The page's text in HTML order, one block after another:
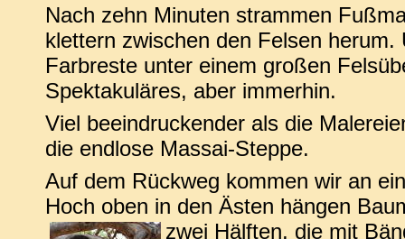
Nach zehn Minuten strammen
klettern zwischen den Felsen
Farbreste unter einem großen
Spektakuläres, aber immerhin.
Viel beeindruckender als die
die endlose Massai-Steppe.
Auf dem Rückweg kommen wir an
Hoch oben in den Ästen hängen
zwei Hälften, die mit